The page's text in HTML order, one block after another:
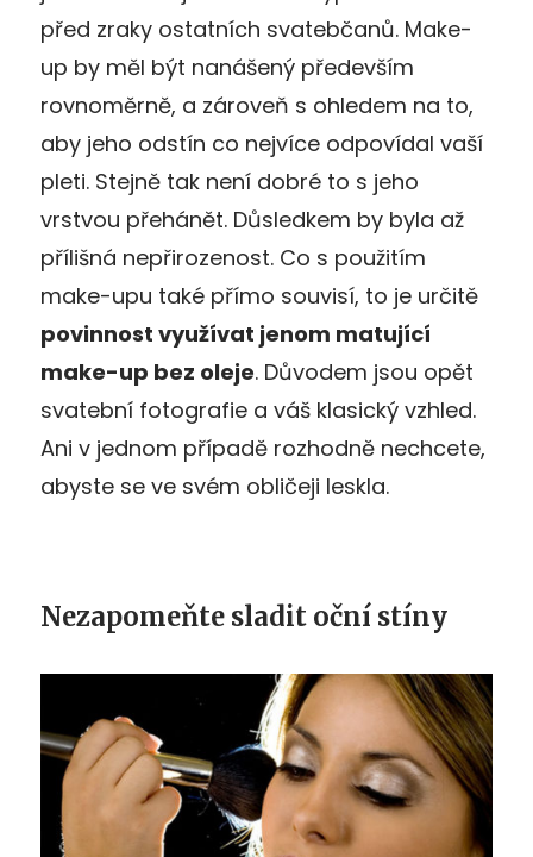
před zraky ostatních svatebčanů. Make-
up by měl být nanášený především
rovnoměrně, a zároveň s ohledem na to,
aby jeho odstín co nejvíce odpovídal vaší
pleti. Stejně tak není dobré to s jeho
vrstvou přehánět. Důsledkem by byla až
přílišná nepřirozenost. Co s použitím
make-upu také přímo souvisí, to je určitě
povinnost využívat jenom matující
make-up bez oleje. Důvodem jsou opět
svatební fotografie a váš klasický vzhled.
Ani v jednom případě rozhodně nechcete,
abyste se ve svém obličeji leskla.
Nezapomeňte sladit oční stíny